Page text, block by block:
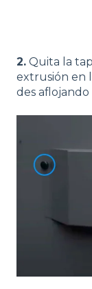
2. Quita la
extrusión en
des aflojando